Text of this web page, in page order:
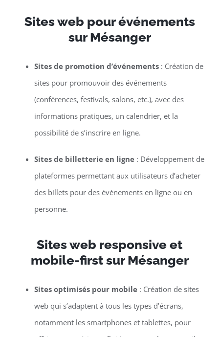
Sites web pour événements
sur Mésanger
Sites de promotion d’événements: Création de
sites pour promouvoir des événements
(conférences, festivals, salons, etc.), avec des
informations pratiques, un calendrier, et la
possibilité de s’inscrire en ligne.
Sites de billetterie en ligne: Développement de
plateformes permettant aux utilisateurs d’acheter
des billets pour des événements en ligne ou en
personne.
Sites web responsive et
mobile-first sur Mésanger
Sites optimisés pour mobile: Création de sites
web qui s’adaptent à tous les types d’écrans,
notamment les smartphones et tablettes, pour